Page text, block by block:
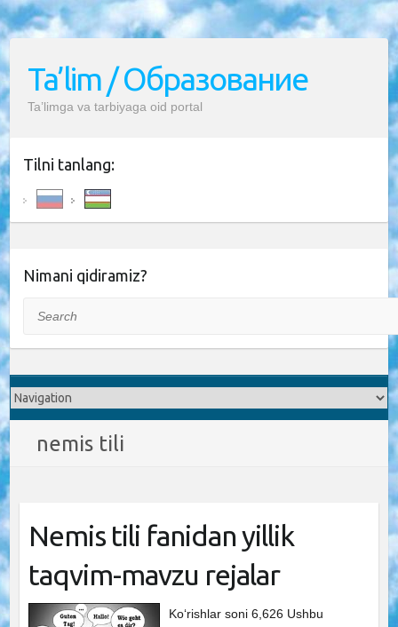
Ta’lim / Образование
Ta’limga va tarbiyaga oid portal
Tilni tanlang:
Nimani qidiramiz?
nemis tili
Nemis tili fanidan yillik
taqvim-mavzu rejalar
Ko‘rishlar soni 6,626 Ushbu